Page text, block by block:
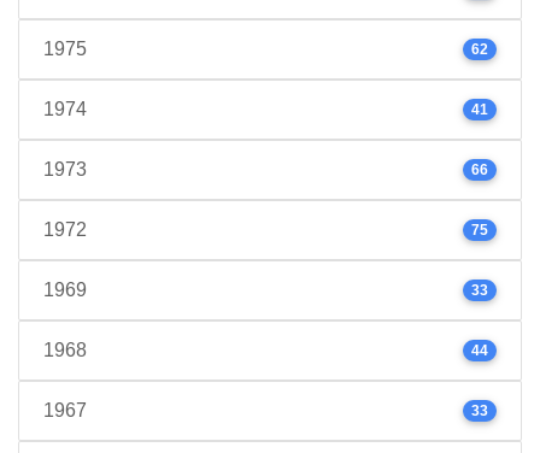
1975 62
1974 41
1973 66
1972 75
1969 33
1968 44
1967 33